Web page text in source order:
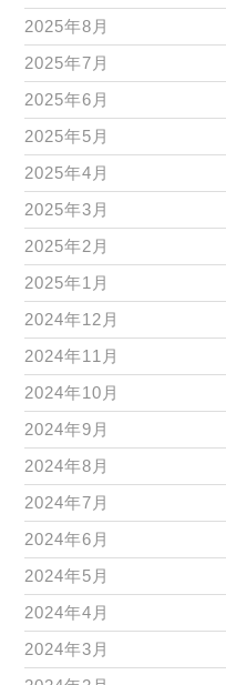
2025年8月
2025年7月
2025年6月
2025年5月
2025年4月
2025年3月
2025年2月
2025年1月
2024年12月
2024年11月
2024年10月
2024年9月
2024年8月
2024年7月
2024年6月
2024年5月
2024年4月
2024年3月